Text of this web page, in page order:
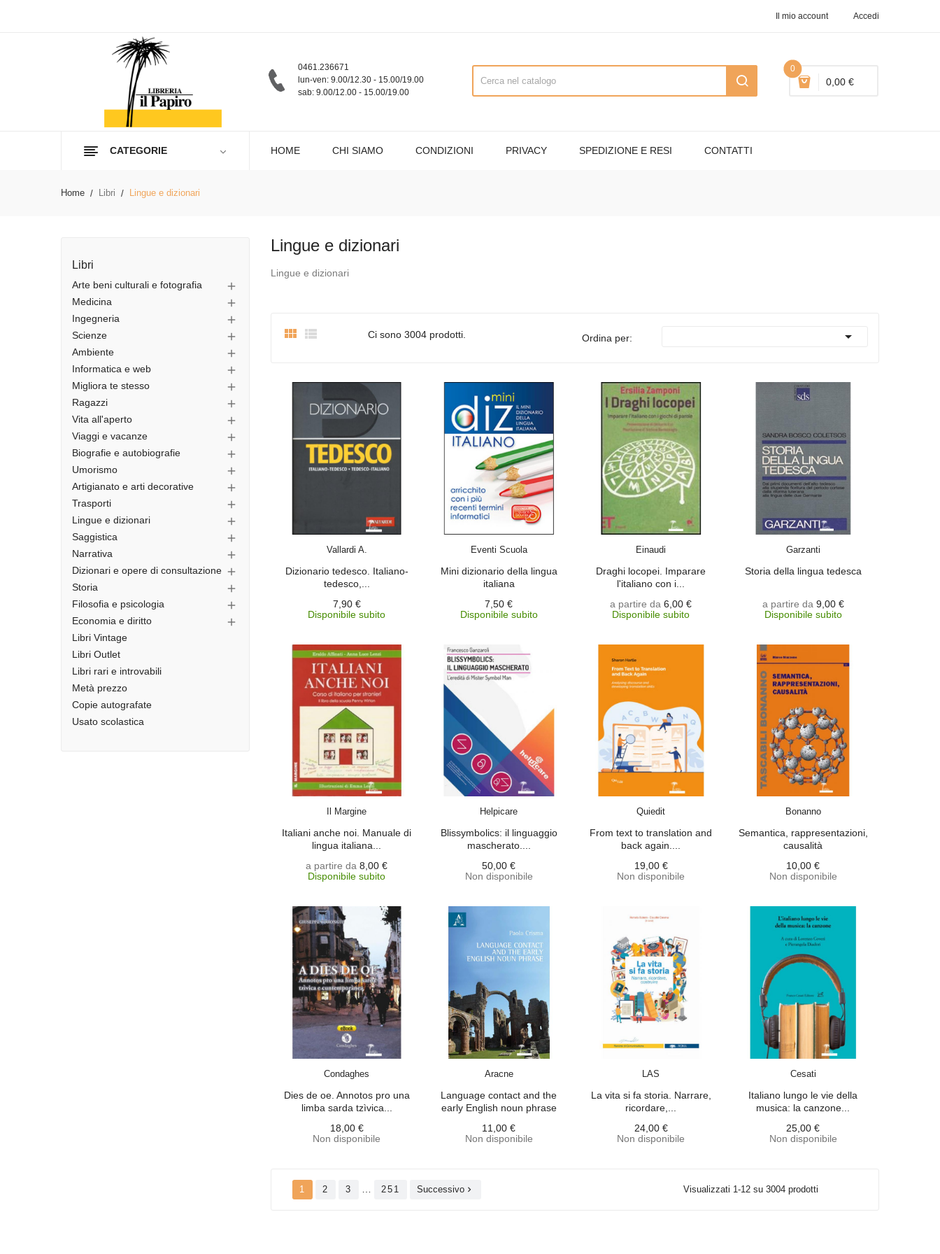
Il mio account Accedi
0
0,00 €
0461.236671
lun-ven: 9.00/12.30 - 15.00/19.00
sab: 9.00/12.00 - 15.00/19.00
CATEGORIE HOME CHI SIAMO CONDIZIONI PRIVACY SPEDIZIONE E RESI CONTATTI
Home Libri Lingue e dizionari
Libri
Arte beni culturali e fotografia 
Medicina 
Ingegneria 
Scienze 
Ambiente 
Informatica e web 
Migliora te stesso 
Ragazzi 
Vita all'aperto 
Viaggi e vacanze 
Biografie e autobiografie 
Umorismo 
Artigianato e arti decorative 
Trasporti 
Lingue e dizionari 
Saggistica 
Narrativa 
Dizionari e opere di consultazione 
Storia 
Filosofia e psicologia 
Economia e diritto 
Libri Vintage
Libri Outlet
Libri rari e introvabili
Metà prezzo
Copie autografate
Usato scolastica
Lingue e dizionari
Lingue e dizionari
  Ci sono 3004 prodotti. Ordina per: 
Vallardi A.
Dizionario tedesco. Italiano-
tedesco,...
7,90 €
Disponibile subito
Eventi Scuola
Mini dizionario della lingua
italiana
7,50 €
Disponibile subito
Einaudi
Draghi locopei. Imparare
l'italiano con i...
a partire da 6,00 €
Disponibile subito
Garzanti
Storia della lingua tedesca
a partire da 9,00 €
Disponibile subito
Il Margine
Italiani anche noi. Manuale di
lingua italiana...
a partire da 8,00 €
Disponibile subito
Helpicare
Blissymbolics: il linguaggio
mascherato....
50,00 €
Non disponibile
Quiedit
From text to translation and
back again....
19,00 €
Non disponibile
Bonanno
Semantica, rappresentazioni,
causalità
10,00 €
Non disponibile
Condaghes
Dies de oe. Annotos pro una
limba sarda tzìvica...
18,00 €
Non disponibile
Aracne
Language contact and the
early English noun phrase
11,00 €
Non disponibile
LAS
La vita si fa storia. Narrare,
ricordare,...
24,00 €
Non disponibile
Cesati
Italiano lungo le vie della
musica: la canzone...
25,00 €
Non disponibile
1 2 3 251 Successivo  Visualizzati 1-12 su 3004 prodotti